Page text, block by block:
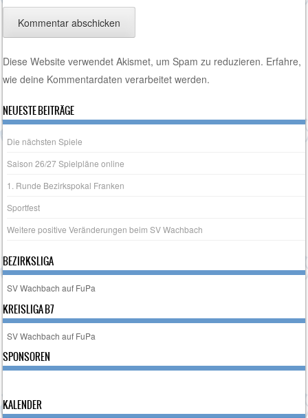
Diese Website verwendet Akismet, um Spam zu reduzieren. Erfahre,
wie deine Kommentardaten verarbeitet werden.
NEUESTE BEITRÄGE
Die nächsten Spiele
Saison 26/27 Spielpläne online
1. Runde Bezirkspokal Franken
Sportfest
Weitere positive Veränderungen beim SV Wachbach
BEZIRKSLIGA
SV Wachbach auf FuPa
KREISLIGA B7
SV Wachbach auf FuPa
SPONSOREN
KALENDER